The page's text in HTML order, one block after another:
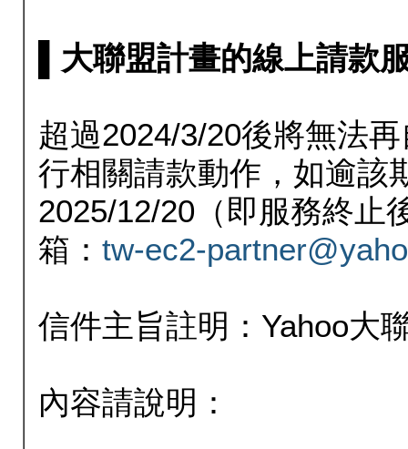
▌大聯盟計畫的線上請款
超過2024/3/20後將無法
行相關請款動作，如逾該
2025/12/20（即服務終止
箱： tw-ec2-
信件主旨註明：Yahoo大
內容請說明：